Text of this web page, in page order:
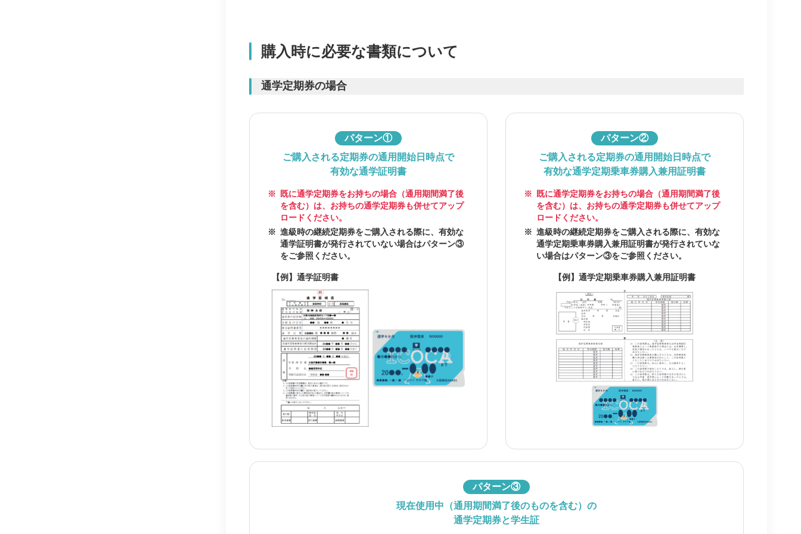
購入時に必要な書類について
通学定期券の場合
パターン①
ご購入される定期券の通用開始日時点で
有効な通学証明書
※
既に通学定期券をお持ちの場合（通用期間満了後
を含む）は、お持ちの通学定期券も併せてアップ
ロードください。
※ 進級時の継続定期券をご購入される際に、有効な
通学証明書が発行されていない場合はパターン③
をご参照ください。
【例】通学証明書
パターン②
ご購入される定期券の通用開始日時点で
有効な通学定期乗車券購入兼用証明書
※
既に通学定期券をお持ちの場合（通用期間満了後
を含む）は、お持ちの通学定期券も併せてアップ
ロードください。
※ 進級時の継続定期券をご購入される際に、有効な
通学定期乗車券購入兼用証明書が発行されていな
い場合はパターン③をご参照ください。
【例】通学定期乗車券購入兼用証明書
パターン③
現在使用中（通用期間満了後のものを含む）の
通学定期券と学生証